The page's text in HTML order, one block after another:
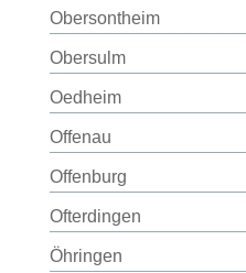
Obersontheim
Obersulm
Oedheim
Offenau
Offenburg
Ofterdingen
Öhringen